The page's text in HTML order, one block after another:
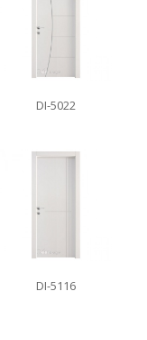
DI-5022
DI-5116